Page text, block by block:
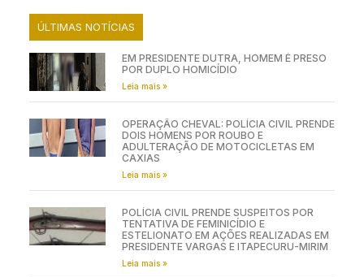
ÚLTIMAS NOTÍCIAS
EM PRESIDENTE DUTRA, HOMEM É PRESO
POR DUPLO HOMICÍDIO
Leia mais »
OPERAÇÃO CHEVAL: POLÍCIA CIVIL PRENDE
DOIS HOMENS POR ROUBO E
ADULTERAÇÃO DE MOTOCICLETAS EM
CAXIAS
Leia mais »
POLÍCIA CIVIL PRENDE SUSPEITOS POR
TENTATIVA DE FEMINICÍDIO E
ESTELIONATO EM AÇÕES REALIZADAS EM
PRESIDENTE VARGAS E ITAPECURU-MIRIM
Leia mais »